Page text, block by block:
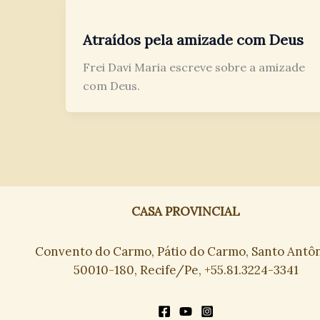
Atraídos pela amizade com Deus
Frei Davi Maria escreve sobre a amizade
com Deus.
CASA PROVINCIAL
Convento do Carmo, Pátio do Carmo, Santo
50010-180, Recife/Pe, +55.81.3224-3341